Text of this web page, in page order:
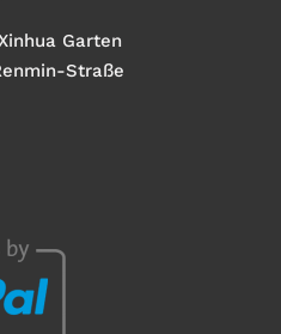
Garten
Straße